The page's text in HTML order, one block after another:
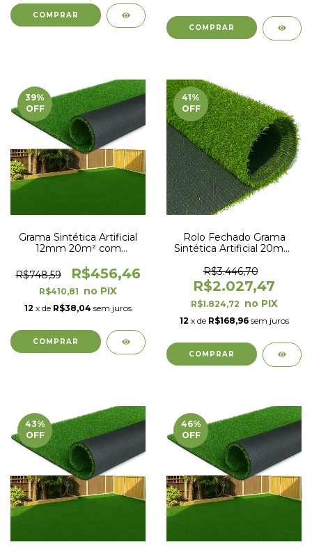
39%
OFF
Grama Sintética Artificial
12mm 20m² com
2,00 x 10,00m
R$748,59 R$456,46
R$410,81
12 x de R$38,04 sem juros
41%
OFF
Rolo Fechado Grama
Sintética Artificial 20mm
Fungo 2,00 x 25,00m
(50m²)
R$3.446,70
R$2.027,47
R$1.824,72
12 x de R$168,96 sem juros
43%
OFF
46%
OFF